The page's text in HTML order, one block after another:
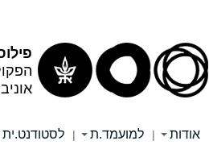
אודות | למועמד.ת | לסטודנט.ית